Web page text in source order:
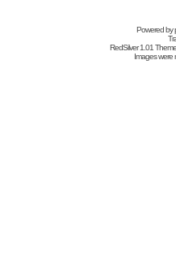
Powered by
RedSilver 1.01
Images were